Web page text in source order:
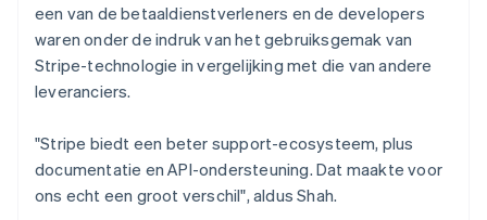
een van de betaaldienstverleners en de developers
waren onder de indruk van het gebruiksgemak van
Stripe-technologie in vergelijking met die van andere
leveranciers.
"Stripe biedt een beter support-ecosysteem, plus
documentatie en API-ondersteuning. Dat maakte voor
ons echt een groot verschil", aldus Shah.